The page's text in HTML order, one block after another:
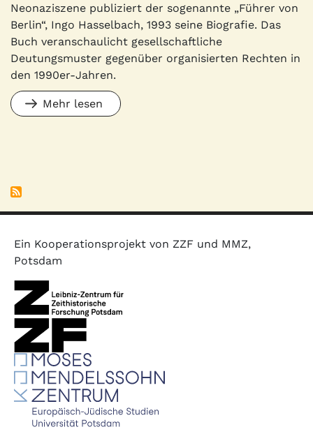
Neonaziszene publiziert der sogenannte „Führer von
Berlin“, Ingo Hasselbach, 1993 seine Biografie. Das
Buch veranschaulicht gesellschaftliche
Deutungsmuster gegenüber organisierten Rechten in
den 1990er-Jahren.
Mehr lesen
Ein Kooperationsprojekt von ZZF und MMZ,
Potsdam